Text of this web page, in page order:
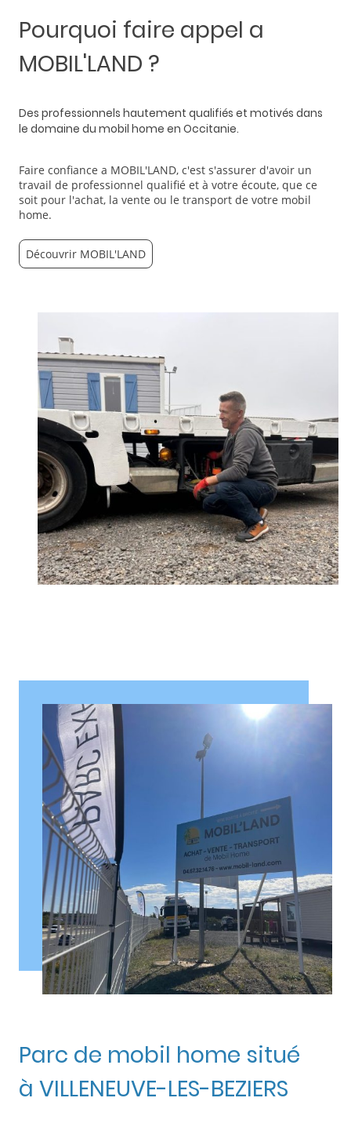
Pourquoi faire appel a
MOBIL'LAND ?
Des professionnels hautement qualifiés et motivés dans
le domaine du mobil home en Occitanie.
Faire confiance a MOBIL'LAND, c'est s'assurer d'avoir un
travail de professionnel qualifié et à votre écoute, que ce
soit pour l'achat, la vente ou le transport de votre mobil
home.
Découvrir MOBIL'LAND
Parc de mobil home situé
à VILLENEUVE-LES-BEZIERS